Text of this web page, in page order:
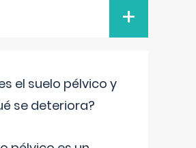
+
el suelo pélvico y
se deteriora?